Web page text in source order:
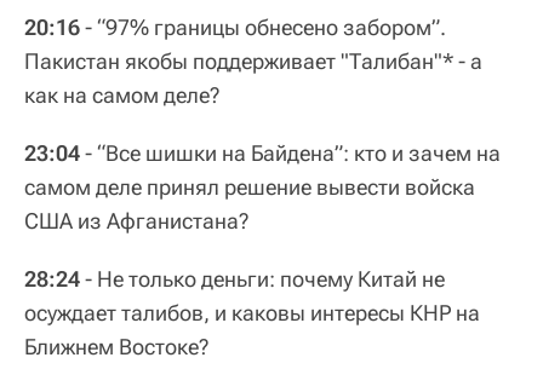
20:16- “97% границы обнесено забором”.
Пакистан якобы поддерживает "Талибан"* - а
как на самом деле?
23:04- “Все шишки на Байдена”: кто и зачем на
самом деле принял решение вывести войска
США из Афганистана?
28:24- Не только деньги: почему Китай не
осуждает талибов, и каковы интересы КНР на
Ближнем Востоке?